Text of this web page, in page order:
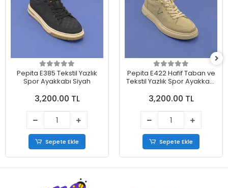
Pepita E385 Tekstil Yazlık
Spor Ayakkabı Siyah
3,200.00 TL
Sepete Ekle
Pepita E422 Hafif Taban ve
Tekstil Yazlık Spor Ayakkabı
3,200.00 TL
Sepete Ekle